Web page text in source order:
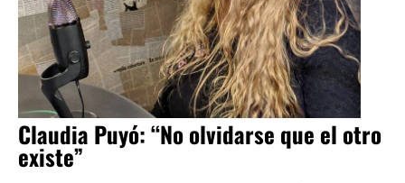
Claudia Puyó: “No olvidarse que el otro
existe”